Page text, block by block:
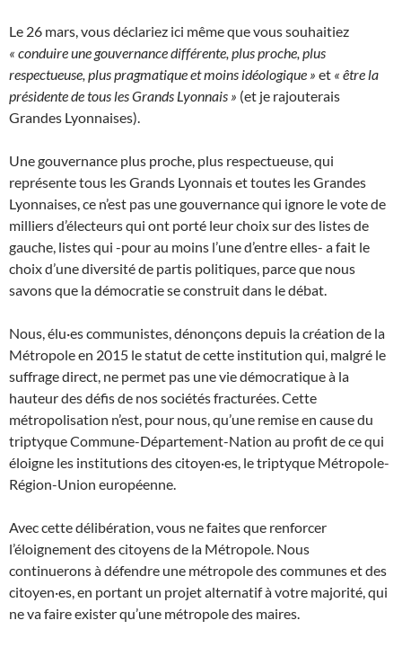
Le 26 mars, vous déclariez ici même que vous souhaitiez
« conduire une gouvernance différente, plus proche, plus
respectueuse, plus pragmatique et moins idéologique » et « être la
présidente de tous les Grands Lyonnais » (et je rajouterais
Grandes Lyonnaises).
Une gouvernance plus proche, plus respectueuse, qui
représente tous les Grands Lyonnais et toutes les Grandes
Lyonnaises, ce n’est pas une gouvernance qui ignore le vote de
milliers d’électeurs qui ont porté leur choix sur des listes de
gauche, listes qui -pour au moins l’une d’entre elles- a fait le
choix d’une diversité de partis politiques, parce que nous
savons que la démocratie se construit dans le débat.
Nous, élu·es communistes, dénonçons depuis la création de la
Métropole en 2015 le statut de cette institution qui, malgré le
suffrage direct, ne permet pas une vie démocratique à la
hauteur des défis de nos sociétés fracturées. Cette
métropolisation n’est, pour nous, qu’une remise en cause du
triptyque Commune-Département-Nation au profit de ce qui
éloigne les institutions des citoyen·es, le triptyque Métropole-
Région-Union européenne.
Avec cette délibération, vous ne faites que renforcer
l’éloignement des citoyens de la Métropole. Nous
continuerons à défendre une métropole des communes et des
citoyen·es, en portant un projet alternatif à votre majorité, qui
ne va faire exister qu’une métropole des maires.